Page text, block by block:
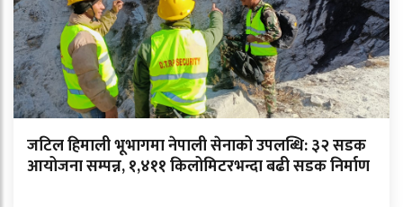
जटिल हिमाली भूभागमा नेपाली सेनाको उपलब्धि: ३२ सडक
आयोजना सम्पन्न, १,४११ किलोमिटरभन्दा बढी सडक निर्माण